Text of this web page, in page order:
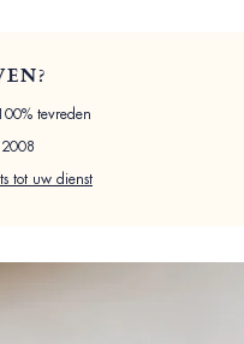
tevreden
tot uw dienst